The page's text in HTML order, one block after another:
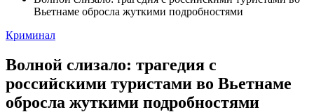
Вьетнаме обросла жуткими подробностями
Криминал
Волной слизало: трагедия с
российскими туристами во Вьетнаме
обросла жуткими подробностями